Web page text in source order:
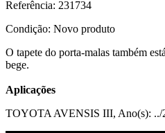
Referência: 231734
Condição: Novo produto
O tapete do porta-malas também
bege.
Aplicações
TOYOTA AVENSIS III, Ano(s): ../